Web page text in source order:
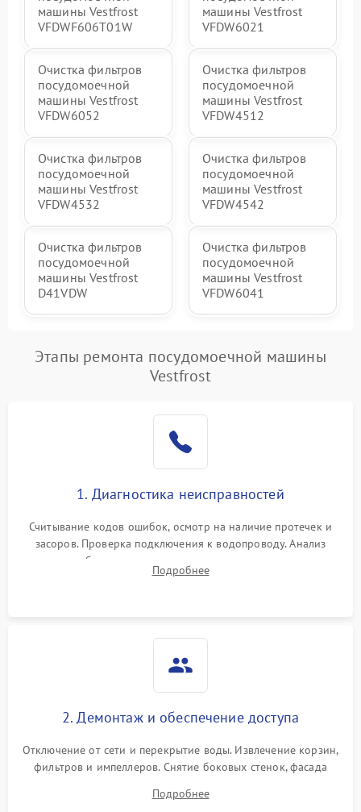
машины Vestfrost
VFDWF606T01W
машины Vestfrost
VFDW6021
Очистка фильтров
посудомоечной
машины Vestfrost
VFDW6052
Очистка фильтров
посудомоечной
машины Vestfrost
VFDW4512
Очистка фильтров
посудомоечной
машины Vestfrost
VFDW4532
Очистка фильтров
посудомоечной
машины Vestfrost
VFDW4542
Очистка фильтров
посудомоечной
машины Vestfrost
D41VDW
Очистка фильтров
посудомоечной
машины Vestfrost
VFDW6041
Этапы ремонта посудомоечной машины
Vestfrost
1. Диагностика неисправностей
Считывание кодов ошибок, осмотр на наличие протечек и
засоров. Проверка подключения к водопроводу. Анализ
жалоб на отсутствие слива, нагрева, вращения
разбрызгивателей или срабатывание системы защиты
Подробнее
2. Демонтаж и обеспечение доступа
Отключение от сети и перекрытие воды. Извлечение корзин,
фильтров и импеллеров. Снятие боковых стенок, фасада
циркуляционному насосу, ТЭНу и сливной помпе.
Подробнее